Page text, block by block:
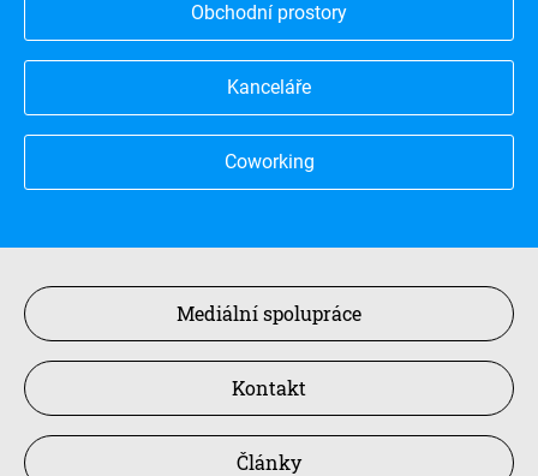
Obchodní prostory
Kanceláře
Coworking
Mediální spolupráce
Kontakt
Články